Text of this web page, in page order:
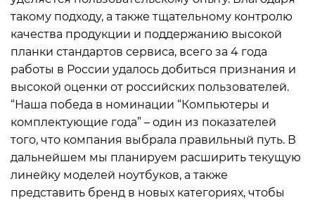
такому подходу, а также тщательному контролю
качества продукции и поддержанию высокой
планки стандартов сервиса, всего за 4 года
работы в России удалось добиться признания и
высокой оценки от российских пользователей.
“Наша победа в номинации “Компьютеры и
комплектующие года” – один из показателей
того, что компания выбрала правильный путь. В
дальнейшем мы планируем расширить текущую
линейку моделей ноутбуков, а также
представить бренд в новых категориях, чтобы